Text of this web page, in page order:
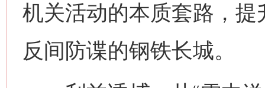
机关活动的本质套路，
反间防谍的钢铁长城。